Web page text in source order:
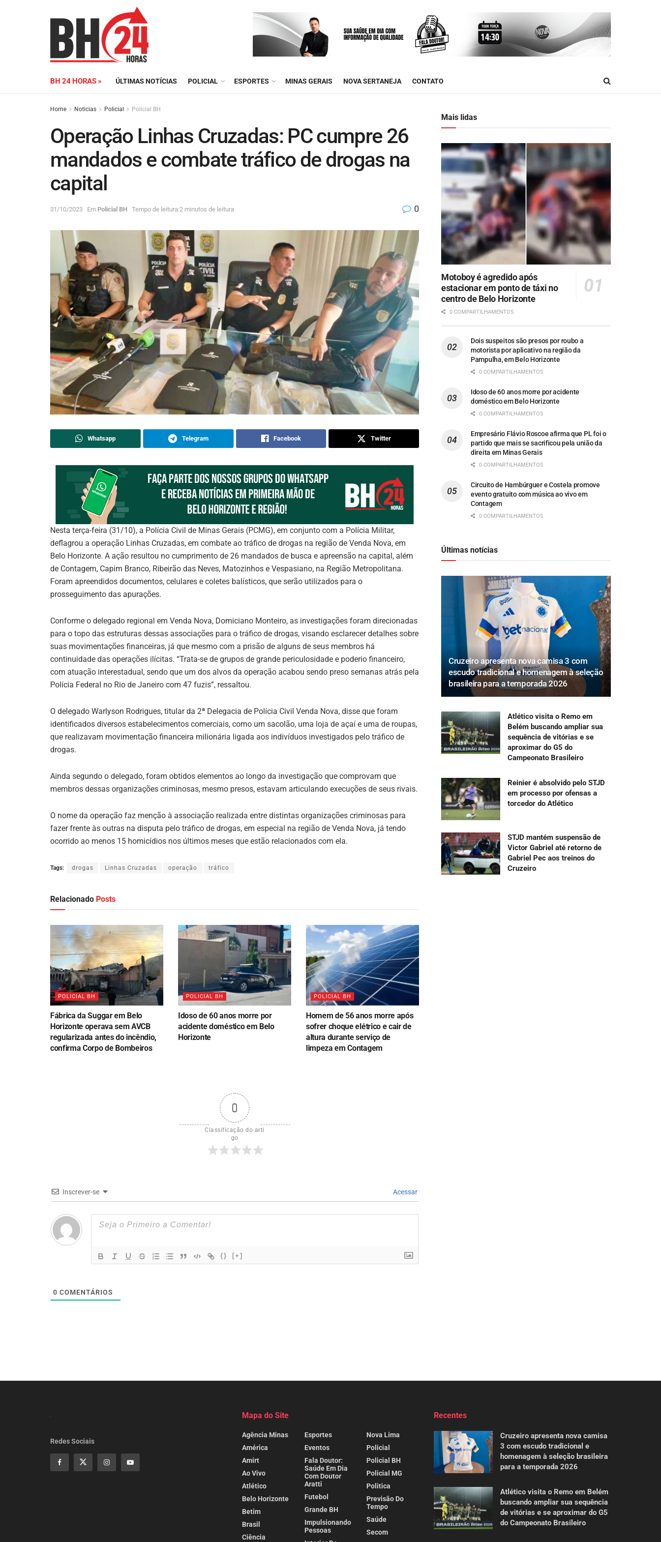
BH 24 HORAS » ÚLTIMAS NOTÍCIAS POLICIAL ESPORTES MINAS GERAIS NOVA SERTANEJA CONTATO
Home Noticias Policial Policial BH
Operação Linhas Cruzadas: PC cumpre 26
mandados e combate tráfico de drogas na
capital
31/10/2023 Em Policial BH Tempo de leitura:2 minutos de leitura 0
Whatsapp Telegram Facebook Twitter
Nesta terça-feira (31/10), a Polícia Civil de Minas Gerais (PCMG), em conjunto com a Polícia Militar,
deflagrou a operação Linhas Cruzadas, em combate ao tráfico de drogas na região de Venda Nova, em
Belo Horizonte. A ação resultou no cumprimento de 26 mandados de busca e apreensão na capital, além
de Contagem, Capim Branco, Ribeirão das Neves, Matozinhos e Vespasiano, na Região Metropolitana.
Foram apreendidos documentos, celulares e coletes balísticos, que serão utilizados para o
prosseguimento das apurações.
Conforme o delegado regional em Venda Nova, Domiciano Monteiro, as investigações foram direcionadas
para o topo das estruturas dessas associações para o tráfico de drogas, visando esclarecer detalhes sobre
suas movimentações financeiras, já que mesmo com a prisão de alguns de seus membros há
continuidade das operações ilícitas. “Trata-se de grupos de grande periculosidade e poderio financeiro,
com atuação interestadual, sendo que um dos alvos da operação acabou sendo preso semanas atrás pela
Polícia Federal no Rio de Janeiro com 47 fuzis”, ressaltou.
O delegado Warlyson Rodrigues, titular da 2ª Delegacia de Polícia Civil Venda Nova, disse que foram
identificados diversos estabelecimentos comerciais, como um sacolão, uma loja de açaí e uma de roupas,
que realizavam movimentação financeira milionária ligada aos indivíduos investigados pelo tráfico de
drogas.
Ainda segundo o delegado, foram obtidos elementos ao longo da investigação que comprovam que
membros dessas organizações criminosas, mesmo presos, estavam articulando execuções de seus rivais.
O nome da operação faz menção à associação realizada entre distintas organizações criminosas para
fazer frente às outras na disputa pelo tráfico de drogas, em especial na região de Venda Nova, já tendo
ocorrido ao menos 15 homicídios nos últimos meses que estão relacionados com ela.
Tags: drogas Linhas Cruzadas operação tráfico
Relacionado Posts
POLICIAL BH
Fábrica da Suggar em Belo
Horizonte operava sem AVCB
regularizada antes do incêndio,
confirma Corpo de Bombeiros
POLICIAL BH
Idoso de 60 anos morre por
acidente doméstico em Belo
Horizonte
POLICIAL BH
Homem de 56 anos morre após
sofrer choque elétrico e cair de
altura durante serviço de
limpeza em Contagem
0
Classificação do arti
go
Inscrever-se Acessar
{} [+]
0 COMENTÁRIOS
Mais lidas
Motoboy é agredido após
estacionar em ponto de táxi no
centro de Belo Horizonte
0 COMPARTILHAMENTOS
Dois suspeitos são presos por roubo a
motorista por aplicativo na região da
Pampulha, em Belo Horizonte
0 COMPARTILHAMENTOS
Idoso de 60 anos morre por acidente
doméstico em Belo Horizonte
0 COMPARTILHAMENTOS
Empresário Flávio Roscoe afirma que PL foi o
partido que mais se sacrificou pela união da
direita em Minas Gerais
0 COMPARTILHAMENTOS
Circuito de Hambúrguer e Costela promove
evento gratuito com música ao vivo em
Contagem
0 COMPARTILHAMENTOS
Últimas notícias
Cruzeiro apresenta nova camisa 3 com
escudo tradicional e homenagem à seleção
brasileira para a temporada 2026
Atlético visita o Remo em
Belém buscando ampliar sua
sequência de vitórias e se
aproximar do G5 do
Campeonato Brasileiro
Reinier é absolvido pelo STJD
em processo por ofensas a
torcedor do Atlético
STJD mantém suspensão de
Victor Gabriel até retorno de
Gabriel Pec aos treinos do
Cruzeiro
Redes Sociais
Mapa do Site
Agência Minas
América
Amirt
Ao Vivo
Atlético
Belo Horizonte
Betim
Brasil
Ciência
Esportes
Eventos
Fala Doutor:
Saúde Em Dia
Com Doutor
Aratti
Futebol
Grande BH
Impulsionando
Pessoas
Nova Lima
Policial
Policial BH
Policial MG
Politica
Previsão Do
Tempo
Saúde
Secom
Recentes
Cruzeiro apresenta nova camisa
3 com escudo tradicional e
homenagem à seleção brasileira
para a temporada 2026
Atlético visita o Remo em Belém
buscando ampliar sua sequência
de vitórias e se aproximar do G5
do Campeonato Brasileiro